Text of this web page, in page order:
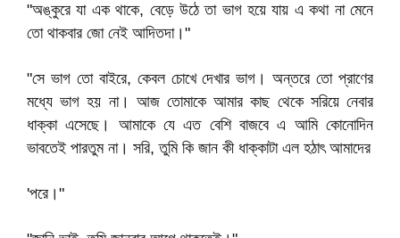
"অঙ্কুরে যা এক থাকে, বেড়ে উঠে তা ভাগ হয়ে যায় এ কথা না মেনে
তো থাকবার জো নেই আদিতদা।"
"সে ভাগ তো বাইরে, কেবল চোখে দেখার ভাগ। অন্তরে তো প্রাণের
মধ্যে ভাগ হয় না। আজ তোমাকে আমার কাছ থেকে সরিয়ে নেবার
ধাক্কা এসেছে। আমাকে যে এত বেশি বাজবে এ আমি কোনোদিন
ভাবতেই পারতুম না। সরি, তুমি কি জান কী ধাক্কাটা এল হঠাৎ আমাদের
'পরে।"